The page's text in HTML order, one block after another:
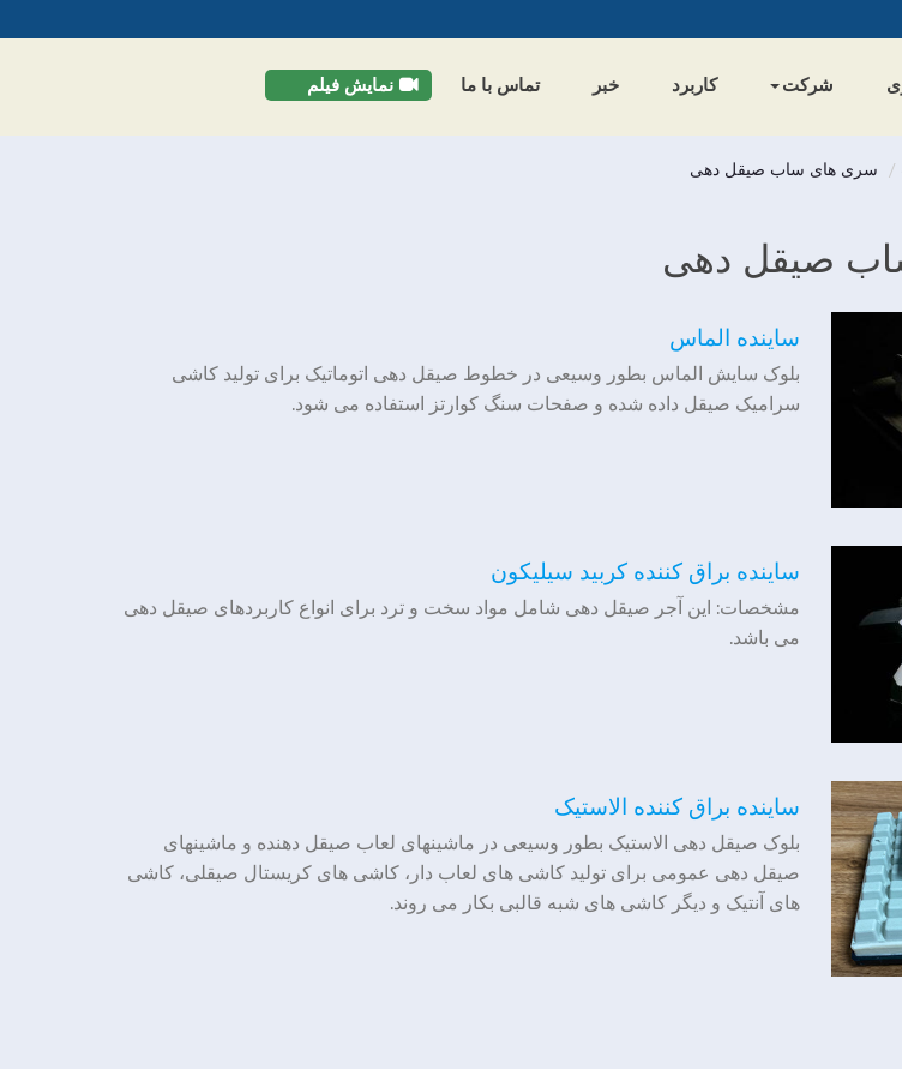
شرکت کاربرد خبر تماس با ما نمایش فیلم
سری های ساب صیقل دهی
صیقل دهی
ساینده الماس
بلوک سایش الماس بطور وسیعی در خطوط صیقل دهی اتوماتیک برای تولید کاشی
سرامیک صیقل داده شده و صفحات سنگ کوارتز استفاده می شود.
ساینده براق کننده کربید سیلیکون
مشخصات: این آجر صیقل دهی شامل مواد سخت و ترد برای انواع کاربردهای صیقل دهی
می باشد.
ساینده براق کننده الاستیک
بلوک صیقل دهی الاستیک بطور وسیعی در ماشینهای لعاب صیقل دهنده و ماشینهای
صیقل دهی عمومی برای تولید کاشی های لعاب دار، کاشی های کریستال صیقلی، کاشی
های آنتیک و دیگر کاشی های شبه قالبی بکار می روند.